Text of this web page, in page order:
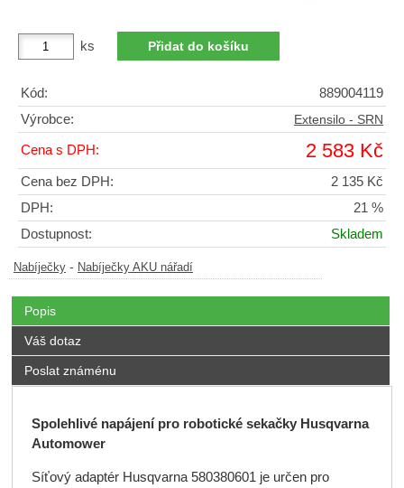
ks
Kód:
889004119
Výrobce:
Extensilo - SRN
Cena s DPH: 2 583 Kč
Cena bez DPH:
2 135 Kč
DPH:
21 %
Dostupnost:
Skladem
Nabíječky - Nabíječky AKU nářadí
Popis
Váš dotaz
Poslat známénu
Spolehlivé napájení pro robotické sekačky Husqvarna
Automower
Síťový adaptér Husqvarna 580380601 je určen pro